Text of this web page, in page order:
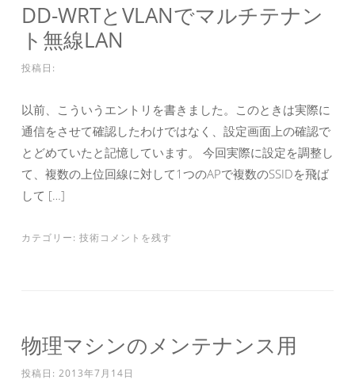
DD-WRTとVLANでマルチテナン
ト無線LAN
投稿日:
以前、こういうエントリを書きました。このときは実際に
通信をさせて確認したわけではなく、設定画面上の確認で
とどめていたと記憶しています。 今回実際に設定を調整し
て、複数の上位回線に対して1つのAPで複数のSSIDを飛ば
して […]
カテゴリー: 技術コメントを残す
物理マシンのメンテナンス用
投稿日: 2013年7月14日